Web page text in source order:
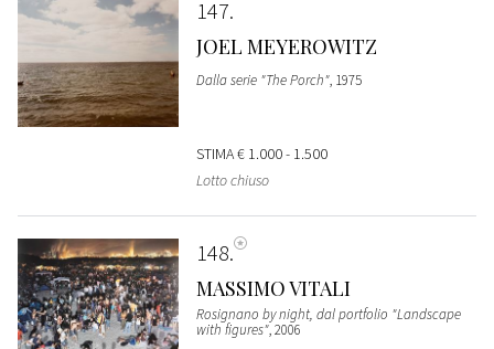
147
JOEL MEYEROWITZ
Dalla serie "The Porch", 1975
STIMA€ 1.000 - 1.500
Lotto chiuso
148
MASSIMO VITALI
Rosignano by night, dal portfolio "Landscape
with figures", 2006